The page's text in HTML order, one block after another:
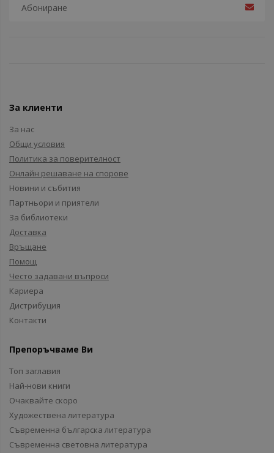
За клиенти
За нас
Общи условия
Политика за поверителност
Онлайн решаване на спорове
Новини и събития
Партньори и приятели
За библиотеки
Доставка
Връщане
Помощ
Често задавани въпроси
Кариера
Дистрибуция
Контакти
Препоръчваме Ви
Топ заглавия
Най-нови книги
Очаквайте скоро
Художествена литература
Съвременна българска литература
Съвременна световна литература